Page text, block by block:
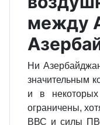
между
Ни
значительным
и в
ограничены,
ВВС и силы